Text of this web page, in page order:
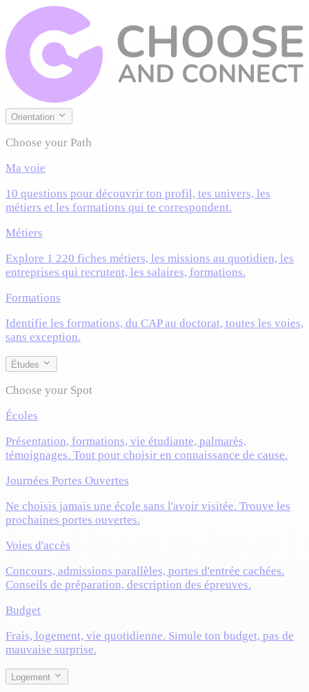
Orientation
Choose your Path
Ma voie
10 questions pour découvrir ton profil, tes univers, les
métiers et les formations qui te correspondent.
Métiers
Explore 1 220 fiches métiers, les missions au quotidien, les
entreprises qui recrutent, les salaires, formations.
Formations
Identifie les formations, du CAP au doctorat, toutes les voies,
sans exception.
Études
Choose your Spot
Écoles
Présentation, formations, vie étudiante, palmarès,
témoignages. Tout pour choisir en connaissance de cause.
Journées Portes Ouvertes
Ne choisis jamais une école sans l'avoir visitée. Trouve les
prochaines portes ouvertes.
Voies d'accès
Concours, admissions parallèles, portes d'entrée cachées.
Conseils de préparation, description des épreuves.
Budget
Frais, logement, vie quotidienne. Simule ton budget, pas de
mauvaise surprise.
Logement